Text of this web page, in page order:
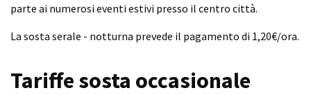
parte ai numerosi eventi estivi presso il centro città.
La sosta serale - notturna prevede il pagamento di 1,20€/ora.
Tariffe sosta occasionale